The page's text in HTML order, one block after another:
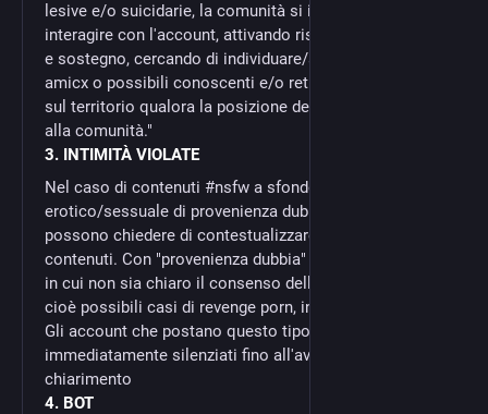
lesive e/o suicidarie, la comunità si impegna ad
interagire con l'account, attivando risposte di ascolto
e sostegno, cercando di individuare/attivare account
amicx o possibili conoscenti e/o reti di mutuo aiuto
sul territorio qualora la posizione dell'account sia nota
alla comunità."
3. INTIMITÀ VIOLATE
Nel caso di contenuti #nsfw a sfondo
erotico/sessuale di provenienza dubbia, gli/le admin
possono chiedere di contestualizzare l'origine di tali
contenuti. Con "provenienza dubbia" intendiamo casi
in cui non sia chiaro il consenso delle persone ritratte,
cioè possibili casi di revenge porn, intimitá violate etc.
Gli account che postano questo tipo di contenuti sono
immediatamente silenziati fino all'avvenuto
chiarimento
4. BOT